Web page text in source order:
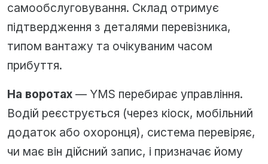
самообслуговування. Склад отримує
підтвердження з деталями перевізника,
типом вантажу та очікуваним часом
прибуття.
На воротах — YMS перебирає управління.
Водій реєструється (через кіоск, мобільний
додаток або охоронця), система перевіряє,
чи має він дійсний запис, і призначає йому